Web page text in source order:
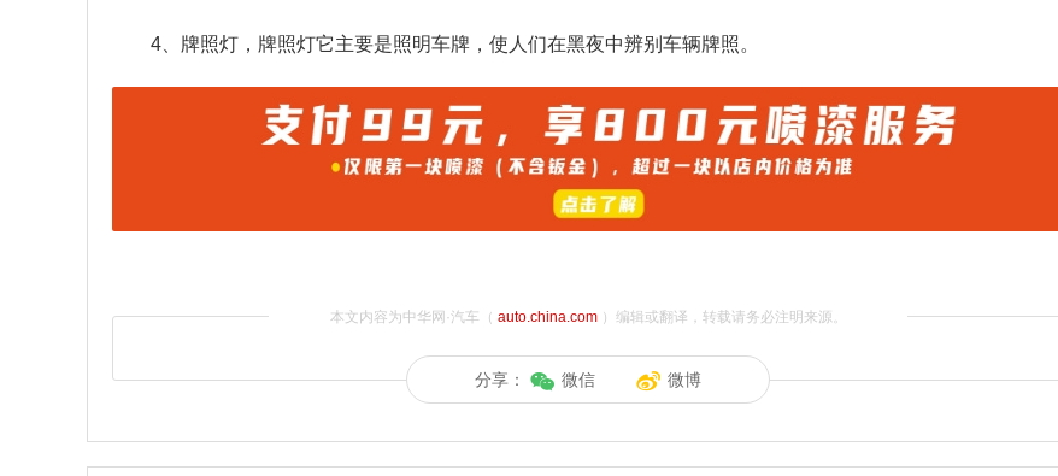
4、牌照灯，牌照灯它主要是照明车牌，使人们在黑夜中辨别车辆牌照。
本文内容为中华网·汽车（ auto.china.com）编辑或翻译，转载请务必注明来源。
分享： 微信 微博